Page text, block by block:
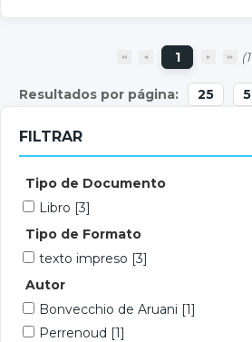
1
25
FILTRAR
Tipo de Documento
Libro [3]
Tipo de Formato
texto impreso [3]
Autor
Bonvecchio de Aruani [1]
Perrenoud [1]